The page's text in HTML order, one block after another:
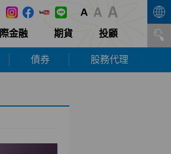
金融 期貨 投顧
債券 股務代理